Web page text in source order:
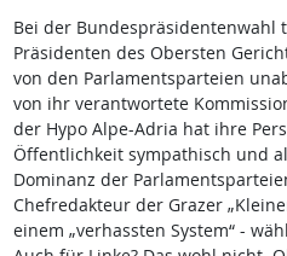
Bei der Bundespräsidentenwahl
Präsidenten des Obersten
von den Parlamentsparteien
von ihr verantwortete
der Hypo Alpe-Adria hat ihre
Öffentlichkeit sympathisch und
Dominanz der
Chefredakteur der Grazer
einem „verhassten System“ -